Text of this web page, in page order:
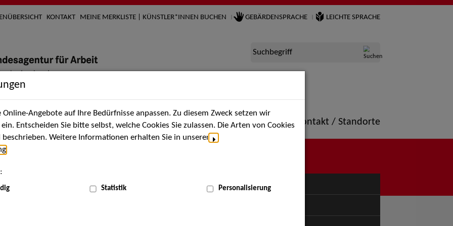
KONTAKT MEINE MERKLISTE | KÜNSTLER*INNEN BUCHEN GEBÄRDENSPRACHE LEICHTE SPRACHE
Suchbegriff
Künstler*innen Über uns Aktuelles Termine Portfolio Kontakt / Standorte
MENÜ
Angebote auf Ihre Bedürfnisse anpassen. Zu diesem Zweck setzen wir
Entscheiden Sie bitte selbst, welche Cookies Sie zulassen. Die Arten von Cookies
Weitere Informationen erhalten Sie in unserer
Statistik Personalisierung